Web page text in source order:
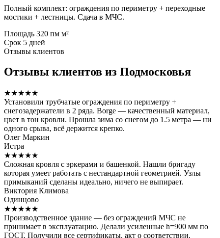
Полный комплект: ограждения по периметру + переходные
мостики + лестницы. Сдача в МЧС.
Площадь 320 пм м²
Срок 5 дней
Отзывы клиентов
Отзывы клиентов из Подмосковья
★★★★★
Установили трубчатые ограждения по периметру +
снегозадержатели в 2 ряда. Borge — качественный материал,
цвет в тон кровли. Прошла зима со снегом до 1.5 метра — ни
одного срыва, всё держится крепко.
Олег Маркин
Истра
★★★★★
Сложная кровля с эркерами и башенкой. Нашли бригаду
которая умеет работать с нестандартной геометрией. Узлы
примыканий сделаны идеально, ничего не выпирает.
Виктория Климова
Одинцово
★★★★★
Производственное здание — без ограждений МЧС не
принимает в эксплуатацию. Делали усиленные h=900 мм по
ГОСТ. Получили все сертификаты, акт о соответствии.